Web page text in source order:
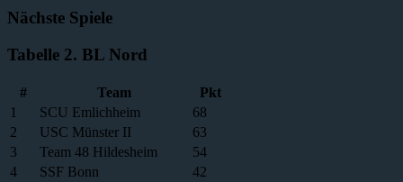
Nächste Spiele
Tabelle 2. BL Nord
# Team
Pkt
1
SCU Emlichheim
68
2
USC Münster II
63
3
Team 48 Hildesheim
54
4
SSF Bonn
42